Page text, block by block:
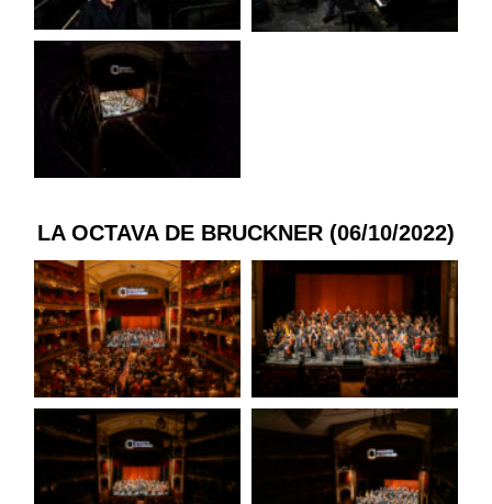
LA OCTAVA DE BRUCKNER (06/10/2022)